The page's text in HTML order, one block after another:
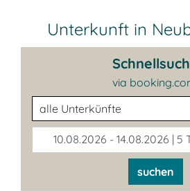
Unterkunft in
via
Unterkunftsart
10.08.2026 - 14.08.2026 | 5
suchen